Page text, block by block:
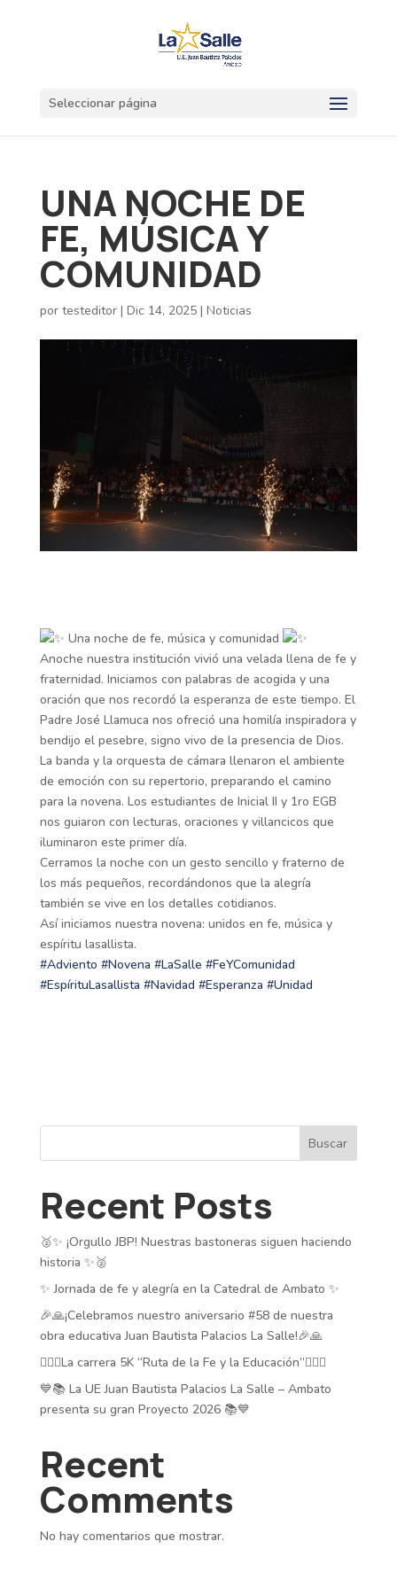
Seleccionar página
UNA NOCHE DE
FE, MÚSICA Y
COMUNIDAD
por testeditor| Dic 14, 2025| Noticias
Una noche de fe, música y comunidad
Anoche nuestra institución vivió una velada llena de fe y
fraternidad. Iniciamos con palabras de acogida y una
oración que nos recordó la esperanza de este tiempo. El
Padre José Llamuca nos ofreció una homilía inspiradora y
bendijo el pesebre, signo vivo de la presencia de Dios.
La banda y la orquesta de cámara llenaron el ambiente
de emoción con su repertorio, preparando el camino
para la novena. Los estudiantes de Inicial II y 1ro EGB
nos guiaron con lecturas, oraciones y villancicos que
iluminaron este primer día.
Cerramos la noche con un gesto sencillo y fraterno de
los más pequeños, recordándonos que la alegría
también se vive en los detalles cotidianos.
Así iniciamos nuestra novena: unidos en fe, música y
espíritu lasallista.
#Adviento #Novena #LaSalle #FeYComunidad
#EspírituLasallista #Navidad #Esperanza #Unidad
Buscar
Recent Posts
🥈✨ ¡Orgullo JBP! Nuestras bastoneras siguen haciendo
historia ✨🥈
✨ Jornada de fe y alegría en la Catedral de Ambato ✨
🎉🙏¡Celebramos nuestro aniversario #58 de nuestra
obra educativa Juan Bautista Palacios La Salle!🎉🙏
🏃‍♂️✨La carrera 5K “Ruta de la Fe y la Educación”🏃‍♂️✨
💙📚 La UE Juan Bautista Palacios La Salle – Ambato
presenta su gran Proyecto 2026 📚💙
Recent
Comments
No hay comentarios que mostrar.